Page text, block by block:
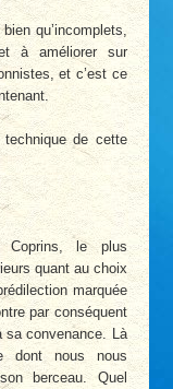
qu’incomplets,
à améliorer sur
et c’est ce
technique de cette
Coprins, le plus
quant au choix
marquée
par conséquent
sa convenance. Là
dont nous nous
berceau. Quel